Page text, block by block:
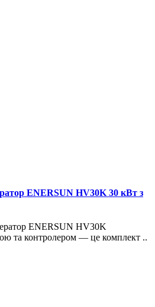
ENERSUN HV30K 30 кВт з
ENERSUN HV30K
та контролером — це комплект ..